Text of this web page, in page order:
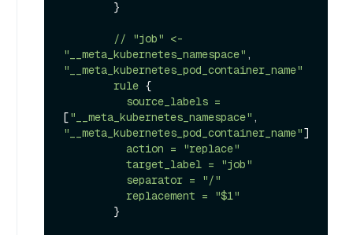
// "job" <-
"__meta_kubernetes_namespace"
"__meta_kubernetes_pod_container_name"
rule {
source_labels =
["__meta_kubernetes_namespace"
"__meta_kubernetes_pod_container_name"]
action =
"replace"
target_label =
"job"
separator =
"/"
replacement =
"$1"